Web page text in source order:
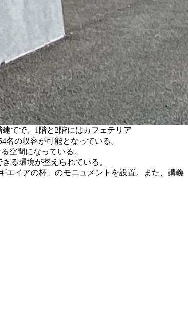
てで、1階と2階にはカフェテリア
名の収容が可能となっている。
空間になっている。
る環境が整えられている。
エイアの杯」のモニュメントを設置。また、講義